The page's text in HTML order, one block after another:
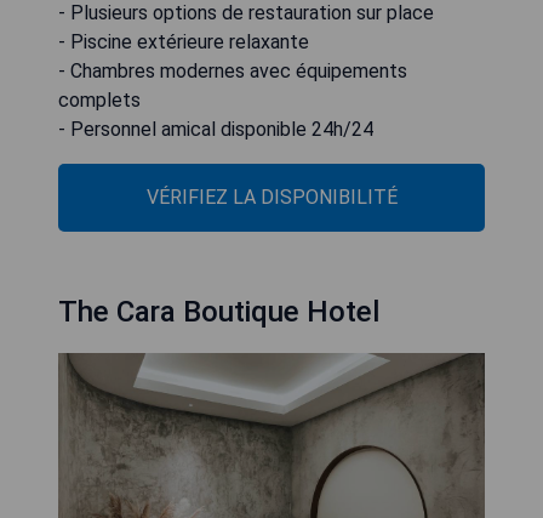
- Plusieurs options de restauration sur place
- Piscine extérieure relaxante
- Chambres modernes avec équipements
complets
- Personnel amical disponible 24h/24
VÉRIFIEZ LA DISPONIBILITÉ
The Cara Boutique Hotel